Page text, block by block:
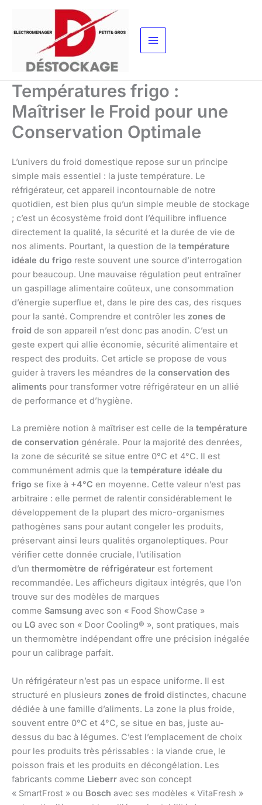
contenu
Températures frigo :
Maîtriser le Froid pour une
Conservation Optimale
L’univers du froid domestique repose sur un principe
simple mais essentiel : la juste température. Le
réfrigérateur, cet appareil incontournable de notre
quotidien, est bien plus qu’un simple meuble de stockage
; c’est un écosystème froid dont l’équilibre influence
directement la qualité, la sécurité et la durée de vie de
nos aliments. Pourtant, la question de la température
idéale du frigo reste souvent une source d’interrogation
pour beaucoup. Une mauvaise régulation peut entraîner
un gaspillage alimentaire coûteux, une consommation
d’énergie superflue et, dans le pire des cas, des risques
pour la santé. Comprendre et contrôler les zones de
froid de son appareil n’est donc pas anodin. C’est un
geste expert qui allie économie, sécurité alimentaire et
respect des produits. Cet article se propose de vous
guider à travers les méandres de la conservation des
aliments pour transformer votre réfrigérateur en un allié
de performance et d’hygiène.
La première notion à maîtriser est celle de la température
de conservation générale. Pour la majorité des denrées,
la zone de sécurité se situe entre 0°C et 4°C. Il est
communément admis que la température idéale du
frigo se fixe à +4°C en moyenne. Cette valeur n’est pas
arbitraire : elle permet de ralentir considérablement le
développement de la plupart des micro-organismes
pathogènes sans pour autant congeler les produits,
préservant ainsi leurs qualités organoleptiques. Pour
vérifier cette donnée cruciale, l’utilisation
d’un thermomètre de réfrigérateur est fortement
recommandée. Les afficheurs digitaux intégrés, que l’on
trouve sur des modèles de marques
comme Samsung avec son « Food ShowCase »
ou LG avec son « Door Cooling® », sont pratiques, mais
un thermomètre indépendant offre une précision inégalée
pour un calibrage parfait.
Un réfrigérateur n’est pas un espace uniforme. Il est
structuré en plusieurs zones de froid distinctes, chacune
dédiée à une famille d’aliments. La zone la plus froide,
souvent entre 0°C et 4°C, se situe en bas, juste au-
dessus du bac à légumes. C’est l’emplacement de choix
pour les produits très périssables : la viande crue, le
poisson frais et les produits en décongélation. Les
fabricants comme Lieberr avec son concept
« SmartFrost » ou Bosch avec ses modèles « VitaFresh »